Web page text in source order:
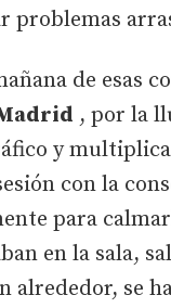
problemas
de esas
, por la
y
con la
para
en la sala,
alrededor, se